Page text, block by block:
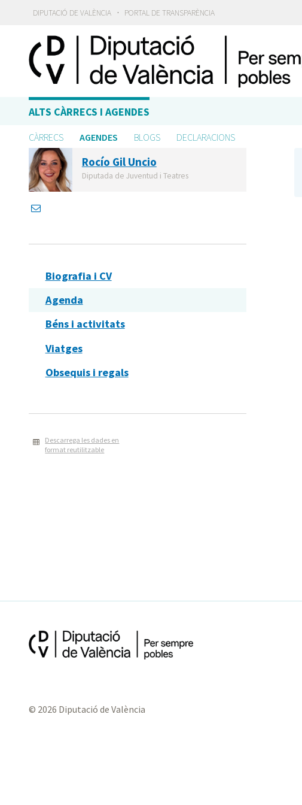
DIPUTACIÓ DE VALÈNCIA · PORTAL DE TRANSPARÈNCIA
ALTS CÀRRECS I AGENDES
CÀRRECS AGENDES BLOGS DECLARACIONS
Rocío Gil Uncio
Diputada de Juventud i Teatres
Biografia i CV
Agenda
Béns i activitats
Viatges
Obsequis i regals
Descarrega les dades en
format reutilitzable
© 2026 Diputació de València